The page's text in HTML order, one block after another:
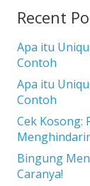
Recent
Apa itu
Contoh
Apa itu
Contoh
Cek Kosong:
Bingung
Caranya!